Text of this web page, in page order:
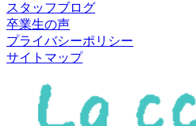
スタッフブログ
卒業生の声
プライバシーポリシー
サイトマップ